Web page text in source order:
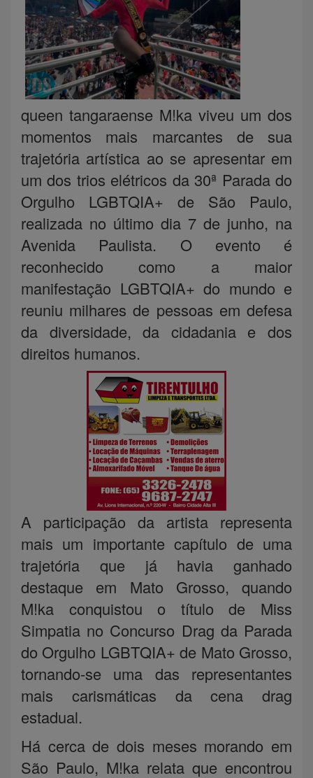
queen tangaraense M!ka viveu um dos
momentos mais marcantes de sua
trajetória artística ao se apresentar em
um dos trios elétricos da 30ª Parada do
Orgulho LGBTQIA+ de São Paulo,
realizada no último dia 7 de junho, na
Avenida Paulista. O evento é
reconhecido como a maior
manifestação LGBTQIA+ do mundo e
reuniu milhares de pessoas em defesa
da diversidade, da cidadania e dos
direitos humanos.
A participação da artista representa
mais um importante capítulo de uma
trajetória que já havia ganhado
destaque em Mato Grosso, quando
M!ka conquistou o título de Miss
Simpatia no Concurso Drag da Parada
do Orgulho LGBTQIA+ de Mato Grosso,
tornando-se uma das representantes
mais carismáticas da cena drag
estadual.
Há cerca de dois meses morando em
São Paulo, M!ka relata que encontrou